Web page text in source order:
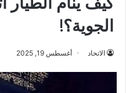
الجوية؟!
الاتحاد أغسطس 19, 2025